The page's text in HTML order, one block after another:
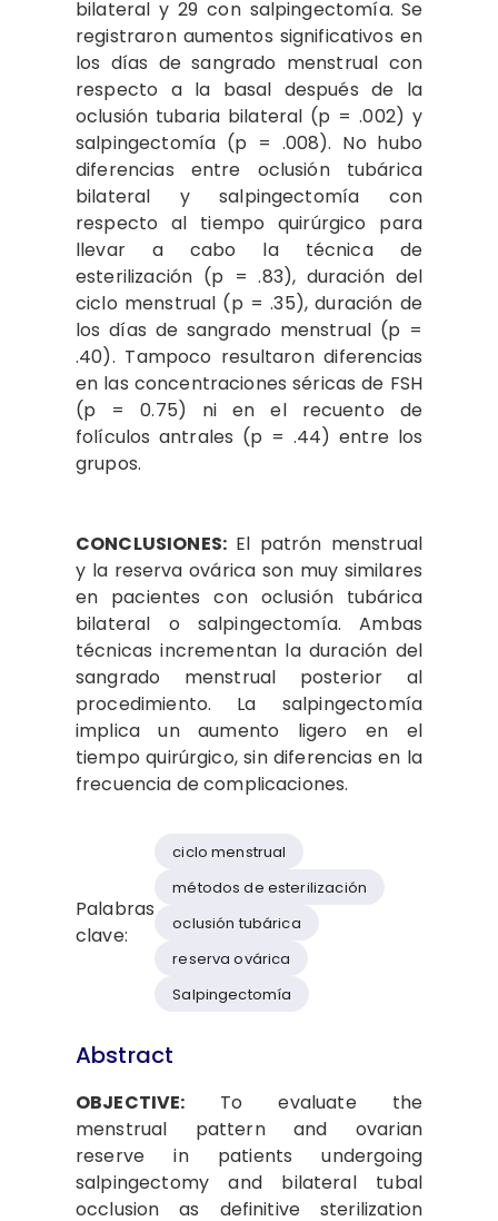
bilateral y 29 con salpingectomía. Se
registraron aumentos significativos en
los días de sangrado menstrual con
respecto a la basal después de la
oclusión tubaria bilateral (p = .002) y
salpingectomía (p = .008). No hubo
diferencias entre oclusión tubárica
bilateral y salpingectomía con
respecto al tiempo quirúrgico para
llevar a cabo la técnica de
esterilización (p = .83), duración del
ciclo menstrual (p = .35), duración de
los días de sangrado menstrual (p =
.40). Tampoco resultaron diferencias
en las concentraciones séricas de FSH
(p = 0.75) ni en el recuento de
folículos antrales (p = .44) entre los
grupos.
CONCLUSIONES:El patrón menstrual
y la reserva ovárica son muy similares
en pacientes con oclusión tubárica
bilateral o salpingectomía. Ambas
técnicas incrementan la duración del
sangrado menstrual posterior al
procedimiento. La salpingectomía
implica un aumento ligero en el
tiempo quirúrgico, sin diferencias en la
frecuencia de complicaciones.
Palabras
clave:
ciclo menstrual
métodos de esterilización
oclusión tubárica
reserva ovárica
Salpingectomía
Abstract
OBJECTIVE: To evaluate the
menstrual pattern and ovarian
reserve in patients undergoing
salpingectomy and bilateral tubal
occlusion as definitive sterilization